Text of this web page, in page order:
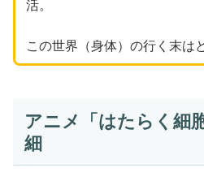
活。
この世界（身体）の行く末は
アニメ「はたらく細
細